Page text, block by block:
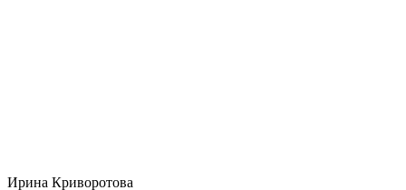
Ирина Криворотова